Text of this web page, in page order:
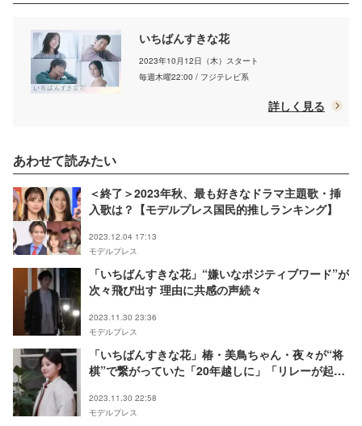
いちばんすきな花
2023年10月12日（木）スタート
毎週木曜22:00 / フジテレビ系
詳しく見る
あわせて読みたい
＜終了＞2023年秋、最も好きなドラマ主題歌・挿
入歌は？【モデルプレス国民的推しランキング】
2023.12.04 17:13
モデルプレス
「いちばんすきな花」“嫌いなポジティブワード”が
次々飛び出す 理由に共感の声続々
2023.11.30 23:36
モデルプレス
「いちばんすきな花」椿・美鳥ちゃん・夜々が“将
棋”で繋がっていた「20年越しに」「リレーが起き
2023.11.30 22:58
モデルプレス